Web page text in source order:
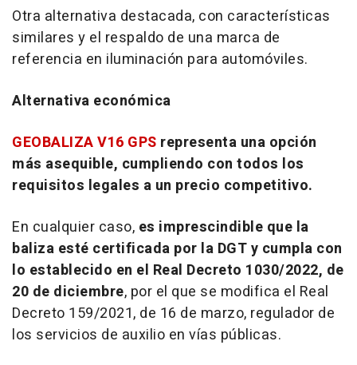
Otra alternativa destacada, con características
similares y el respaldo de una marca de
referencia en iluminación para automóviles.
Alternativa económica
GEOBALIZA V16 GPS representa una opción
más asequible, cumpliendo con todos los
requisitos legales a un precio competitivo.
En cualquier caso, es imprescindible que la
baliza esté certificada por la DGT y cumpla con
lo establecido en el Real Decreto 1030/2022, de
20 de diciembre, por el que se modifica el Real
Decreto 159/2021, de 16 de marzo, regulador de
los servicios de auxilio en vías públicas.